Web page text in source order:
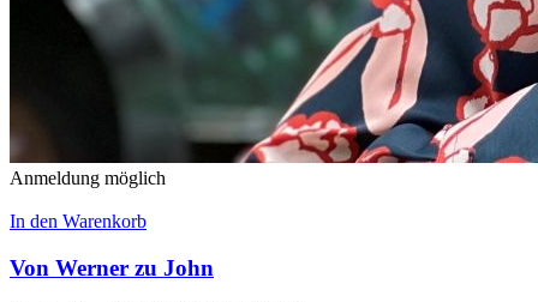
Anmeldung möglich
In den Warenkorb
Von Werner zu John